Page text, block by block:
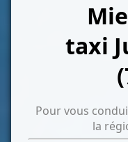
taxi
Pour vous
la